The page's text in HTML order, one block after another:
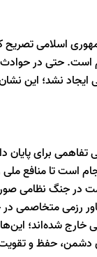
اسلامی
حتی در حوادث
برای
دهند، اما ۳۹ روز
رزمی متخاصمی در
خارج شده‌اند؛
دشمن، حفظ و